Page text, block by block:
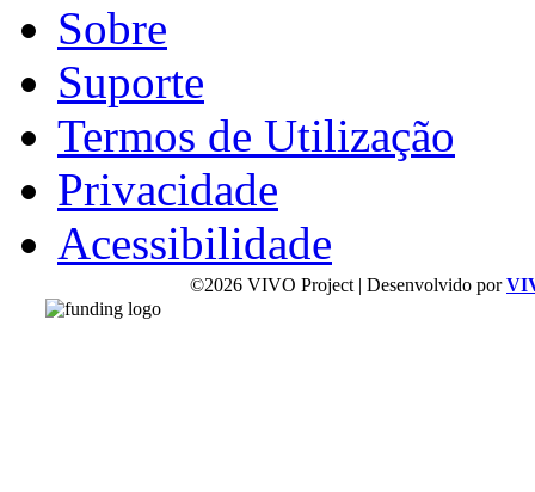
Sobre
Suporte
Termos de Utilização
Privacidade
Acessibilidade
©2026 VIVO Project | Desenvolvido por